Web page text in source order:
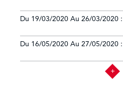
Du 19/03/2020 Au 26/03/2020 :
Du 16/05/2020 Au 27/05/2020 :